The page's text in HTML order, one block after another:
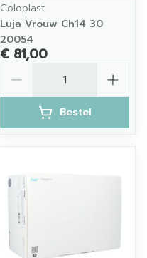
Coloplast
Luja Vrouw Ch14 30
20054
€ 81,00
Bestel